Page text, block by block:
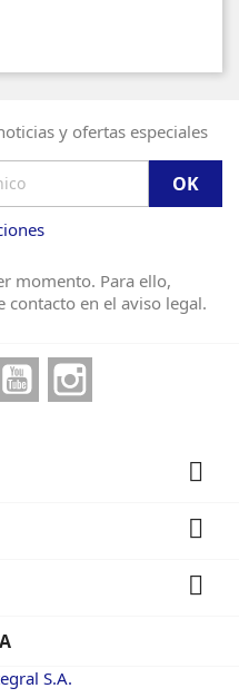
y ofertas especiales
momento. Para ello,
en el aviso legal.
YouTube



S.A.